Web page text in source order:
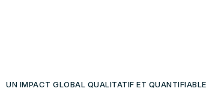
UN IMPACT GLOBAL QUALITATIF ET QUANTIFIABLE